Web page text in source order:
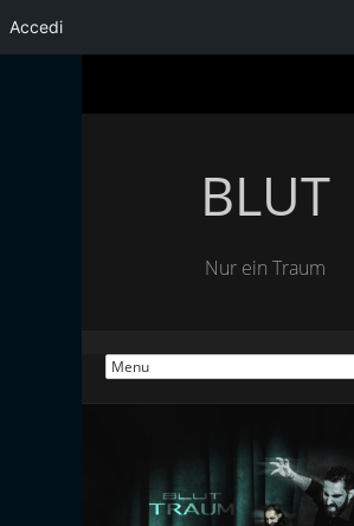
Accedi
BLUT
Nur ein Traum